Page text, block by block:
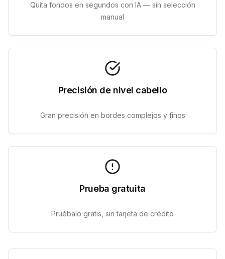
Quita fondos en segundos con IA — sin selección
manual
Precisión de nivel cabello
Gran precisión en bordes complejos y finos
Prueba gratuita
Pruébalo gratis, sin tarjeta de crédito